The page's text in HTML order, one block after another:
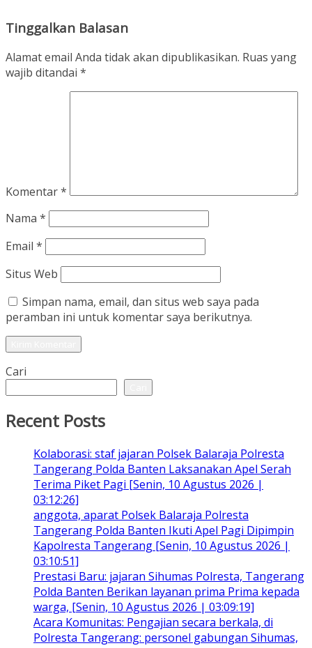
Tinggalkan Balasan
Alamat email Anda tidak akan dipublikasikan. Ruas yang
wajib ditandai *
Komentar*
Nama *
Email *
Situs Web
Simpan nama, email, dan situs web saya pada
peramban ini untuk komentar saya berikutnya.
Cari
Recent Posts
Kolaborasi: staf jajaran Polsek Balaraja Polresta
Tangerang Polda Banten Laksanakan Apel Serah
Terima Piket Pagi [Senin, 10 Agustus 2026 |
03:12:26]
anggota, aparat Polsek Balaraja Polresta
Tangerang Polda Banten Ikuti Apel Pagi Dipimpin
Kapolresta Tangerang [Senin, 10 Agustus 2026 |
03:10:51]
Prestasi Baru: jajaran Sihumas Polresta, Tangerang
Polda Banten Berikan layanan prima Prima kepada
warga, [Senin, 10 Agustus 2026 | 03:09:19]
Acara Komunitas: Pengajian secara berkala, di
Polresta Tangerang: personel gabungan Sihumas,